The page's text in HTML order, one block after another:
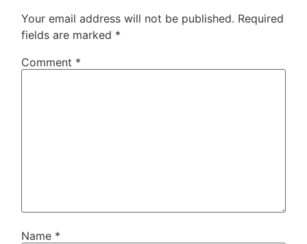
Your email address will not be published. Required
fields are marked *
Comment *
Name *